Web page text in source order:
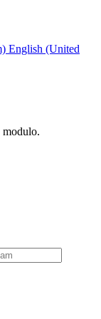
English (United
modulo.